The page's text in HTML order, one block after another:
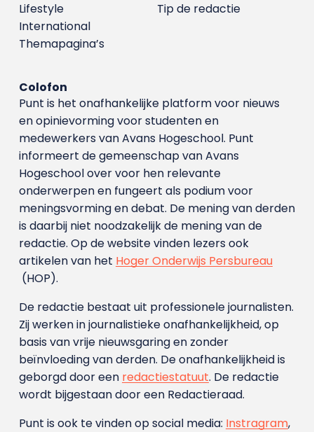
Tip de redactie
Lifestyle
International
Themapagina’s
Colofon
Punt is het onafhankelijke platform voor nieuws
en opinievorming voor studenten en
medewerkers van Avans Hoge­school. Punt
informeert de gemeenschap van Avans
Hogeschool over voor hen relevante
onderwerpen en fungeert als podium voor
meningsvorming en debat. De mening van derden
is daarbij niet noodzakelijk de mening van de
redactie. Op de website vinden lezers ook
artikelen van het Hoger Onderwijs Persbureau
(HOP).
De redactie bestaat uit professionele journalisten.
Zij werken in journalistieke onafhankelijkheid, op
basis van vrije nieuwsgaring en zonder
beïnvloeding van derden. De onafhankelijkheid is
geborgd door een redactiestatuut. De redactie
wordt bijgestaan door een Redactieraad.
Punt is ook te vinden op social media: Instragram,